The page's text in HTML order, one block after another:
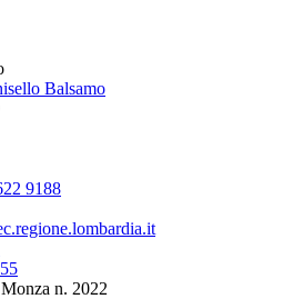
Balsamo
9188
n. 2022